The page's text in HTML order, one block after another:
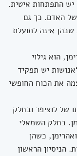
התפתחות איטית.
של האדם. כך גם
שבהן אינה לתועלת
הוא גילוי
יש תפקיד
את הכוח החופשי
של לוציפר ובחלק
בחלק השמאלי
כשהן
הניסיון הראשון